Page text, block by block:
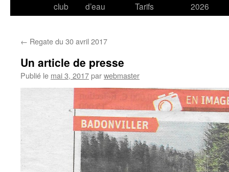
club
d’eau
Tarifs
2026
← Regate du 30 avril 2017
Un article de presse
Publié le mai 3, 2017parwebmaster